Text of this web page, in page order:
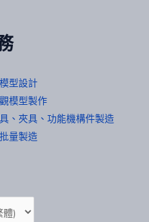
型設計
模型製作
、夾具、功能機構件製造
量製造